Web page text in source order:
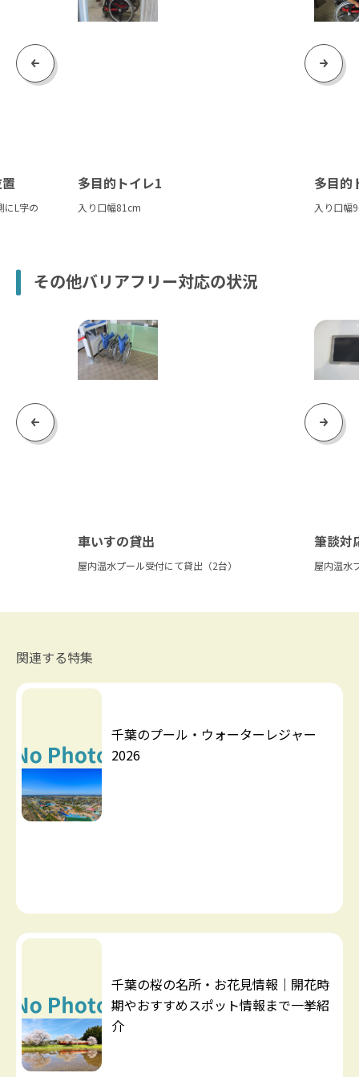
Previous
にL字の
多目的トイレ1
入り口幅81cm
多目的
入り口幅
Next
その他バリアフリー対応の状況
Previous
車いすの貸出
屋内温水プール受付にて貸出（2台）
筆談対
屋内温水
Next
関連する特集
千葉のプール・ウォーターレジャー
2026
千葉の桜の名所・お花見情報｜開花時
期やおすすめスポット情報まで一挙紹
介